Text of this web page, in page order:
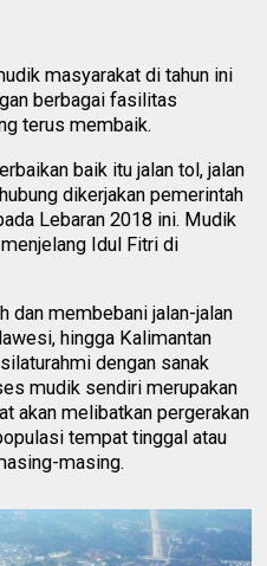
masyarakat di tahun ini
berbagai fasilitas
terus membaik.
baik itu jalan tol, jalan
dikerjakan pemerintah
Lebaran 2018 ini. Mudik
Idul Fitri di
dan membebani jalan-jalan
hingga Kalimantan
dengan sanak
mudik sendiri merupakan
akan melibatkan pergerakan
tempat tinggal atau
masing.